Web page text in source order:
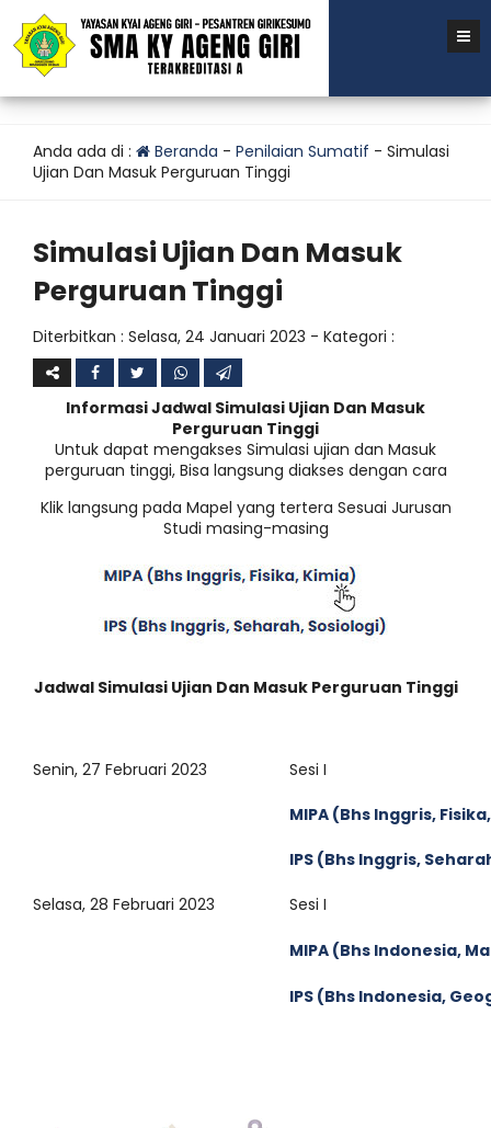
Anda ada di : Beranda - Penilaian Sumatif - Simulasi
Ujian Dan Masuk Perguruan Tinggi
Simulasi Ujian Dan Masuk
Perguruan Tinggi
Diterbitkan : Selasa, 24 Januari 2023 - Kategori :
Informasi Jadwal Simulasi Ujian Dan Masuk
Perguruan Tinggi
Untuk dapat mengakses Simulasi ujian dan Masuk
perguruan tinggi, Bisa langsung diakses dengan cara
Klik langsung pada Mapel yang tertera Sesuai Jurusan
Studi masing-masing
Jadwal Simulasi Ujian Dan Masuk Perguruan Tinggi
Senin, 27 Februari 2023 Sesi I
MIPA (Bhs Inggris,
IPS (Bhs Inggris,
Selasa, 28 Februari 2023 Sesi I
MIPA (Bhs Indonesia,
IPS (Bhs Indonesia,